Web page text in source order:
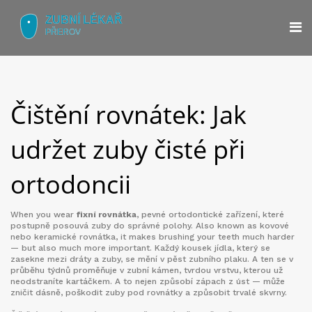
Čištění rovnátek: Jak
udržet zuby čisté při
ortodoncii
When you wear fixní rovnátka, pevné ortodontické zařízení, které
postupně posouvá zuby do správné polohy. Also known as kovové
nebo keramické rovnátka, it makes brushing your teeth much harder
— but also much more important. Každý kousek jídla, který se
zasekne mezi dráty a zuby, se mění v pěst zubního plaku. A ten se v
průběhu týdnů proměňuje v zubní kámen, tvrdou vrstvu, kterou už
neodstraníte kartáčkem. A to nejen způsobí zápach z úst — může
zničit dásně, poškodit zuby pod rovnátky a způsobit trvalé skvrny.